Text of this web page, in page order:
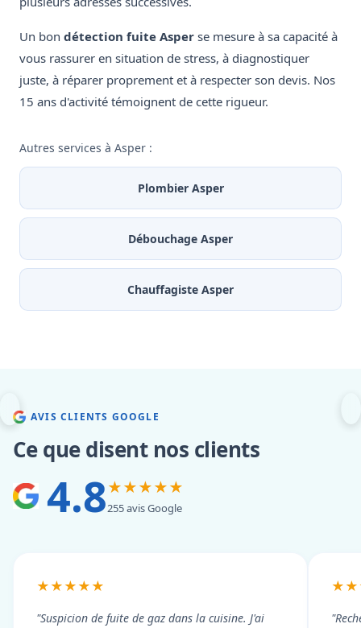
Un bon détection fuite Asper se mesure à sa capacité à
vous rassurer en situation de stress, à diagnostiquer
juste, à réparer proprement et à respecter son devis. Nos
15 ans d'activité témoignent de cette rigueur.
Autres services à Asper :
Plombier Asper
Débouchage Asper
Chauffagiste Asper
AVIS CLIENTS GOOGLE
Ce que disent nos clients
4.8★★★★★
255 avis Google
★★★★★
"Suspicion de fuite de gaz dans la cuisine. J'ai